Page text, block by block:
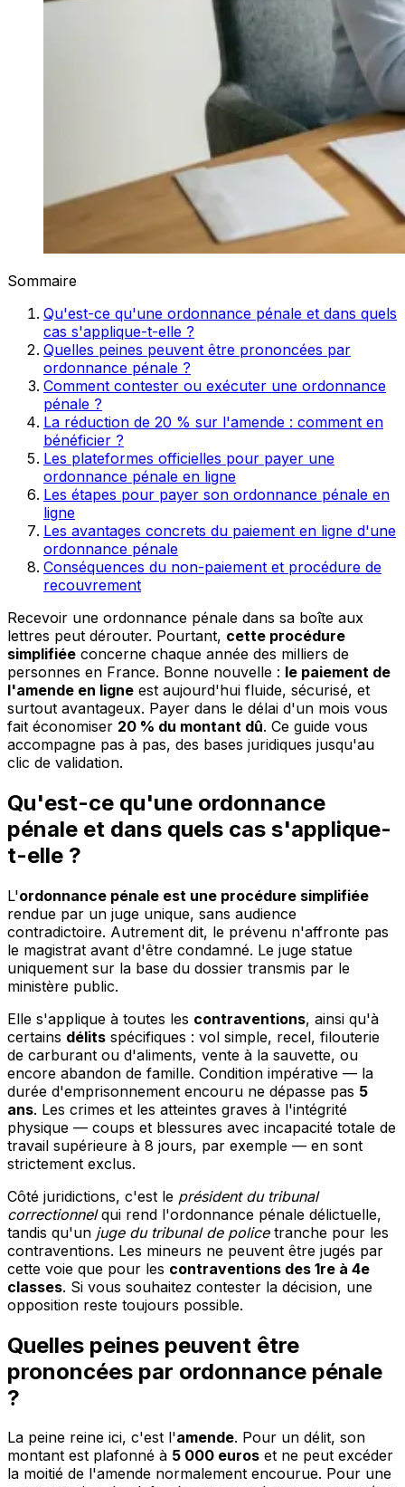
Sommaire
Qu'est-ce qu'une ordonnance pénale et dans quels
cas s'applique-t-elle ?
Quelles peines peuvent être prononcées par
ordonnance pénale ?
Comment contester ou exécuter une ordonnance
pénale ?
La réduction de 20 % sur l'amende : comment en
bénéficier ?
Les plateformes officielles pour payer une
ordonnance pénale en ligne
Les étapes pour payer son ordonnance pénale en
ligne
Les avantages concrets du paiement en ligne d'une
ordonnance pénale
Conséquences du non-paiement et procédure de
recouvrement
Recevoir une ordonnance pénale dans sa boîte aux
lettres peut dérouter. Pourtant, cette procédure
simplifiée concerne chaque année des milliers de
personnes en France. Bonne nouvelle : le paiement de
l'amende en ligne est aujourd'hui fluide, sécurisé, et
surtout avantageux. Payer dans le délai d'un mois vous
fait économiser 20 % du montant dû. Ce guide vous
accompagne pas à pas, des bases juridiques jusqu'au
clic de validation.
Qu'est-ce qu'une ordonnance
pénale et dans quels cas s'applique-
t-elle ?
L'ordonnance pénale est une procédure simplifiée
rendue par un juge unique, sans audience
contradictoire. Autrement dit, le prévenu n'affronte pas
le magistrat avant d'être condamné. Le juge statue
uniquement sur la base du dossier transmis par le
ministère public.
Elle s'applique à toutes les contraventions, ainsi qu'à
certains délits spécifiques : vol simple, recel, filouterie
de carburant ou d'aliments, vente à la sauvette, ou
encore abandon de famille. Condition impérative — la
durée d'emprisonnement encouru ne dépasse pas 5
ans. Les crimes et les atteintes graves à l'intégrité
physique — coups et blessures avec incapacité totale de
travail supérieure à 8 jours, par exemple — en sont
strictement exclus.
Côté juridictions, c'est le président du tribunal
correctionnelqui rend l'ordonnance pénale délictuelle,
tandis qu'un juge du tribunal de policetranche pour les
contraventions. Les mineurs ne peuvent être jugés par
cette voie que pour les contraventions des 1re à 4e
classes. Si vous souhaitez contester la décision, une
opposition reste toujours possible.
Quelles peines peuvent être
prononcées par ordonnance pénale
?
La peine reine ici, c'est l'amende. Pour un délit, son
montant est plafonné à 5 000 euros et ne peut excéder
la moitié de l'amende normalement encourue. Pour une